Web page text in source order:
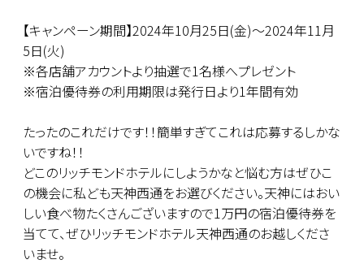
【キャンペーン期間】2024年10月25日(金)～2024年11月
5日(火)
※各店舗アカウントより抽選で1名様へプレゼント
※宿泊優待券の利用期限は発行日より1年間有効
たったのこれだけです！！簡単すぎてこれは応募するしかな
いですね！！
どこのリッチモンドホテルにしようかなと悩む方はぜひこ
の機会に私ども天神西通をお選びください。天神にはおい
しい食べ物たくさんございますので1万円の宿泊優待券を
当てて、ぜひリッチモンドホテル天神西通のお越しくださ
いませ。